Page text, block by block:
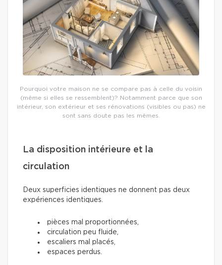
Pourquoi votre maison ne se compare pas à celle du voisin
(même si elles se ressemblent)? Notamment parce que son
intérieur, son extérieur et ses rénovations (visibles ou pas) ne
sont sans doute pas les mêmes.
La disposition intérieure et la
circulation
Deux superficies identiques ne donnent pas deux
expériences identiques.
pièces mal proportionnées,
circulation peu fluide,
escaliers mal placés,
espaces perdus.